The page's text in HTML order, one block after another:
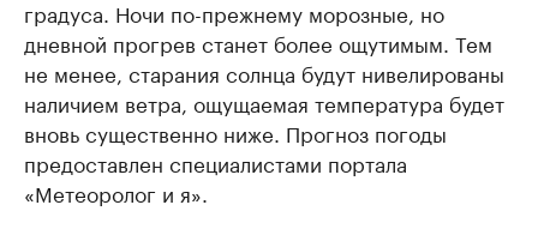
градуса. Ночи по-прежнему морозные, но
дневной прогрев станет более ощутимым. Тем
не менее, старания солнца будут нивелированы
наличием ветра, ощущаемая температура будет
вновь существенно ниже. Прогноз погоды
предоставлен специалистами портала
«Метеоролог и я».